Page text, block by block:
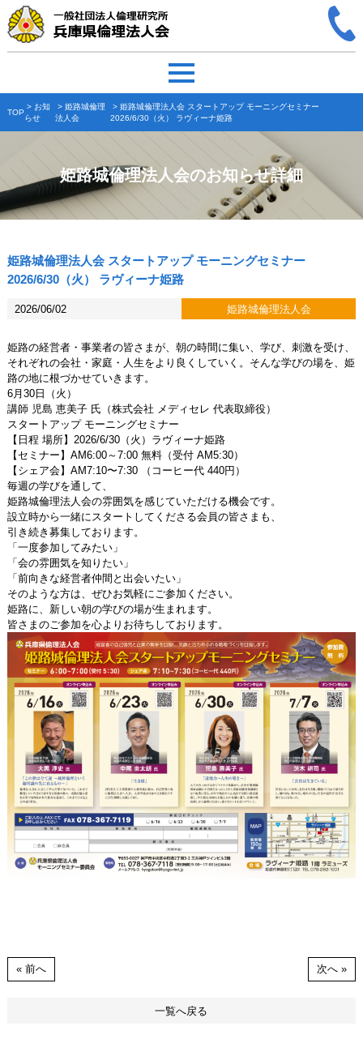
TOP
> お知
らせ
>姫路城倫理
法人会
> 姫路城倫理法人会 スタートアップ モーニングセミナー
2026/6/30（火） ラヴィーナ姫路
姫路城倫理法人会のお知らせ詳細
姫路城倫理法人会 スタートアップ モーニングセミナー
2026/6/30（火） ラヴィーナ姫路
2026/06/02 姫路城倫理法人会
姫路の経営者・事業者の皆さまが、朝の時間に集い、学び、刺激を受け、
それぞれの会社・家庭・人生をより良くしていく。そんな学びの場を、姫
路の地に根づかせていきます。
6月30日（火）
講師 児島 恵美子 氏（株式会社 メディセレ 代表取締役）
スタートアップ モーニングセミナー
【日程 場所】2026/6/30（火）ラヴィーナ姫路
【セミナー】AM6:00～7:00 無料（受付 AM5:30）
【シェア会】AM7:10〜7:30 （コーヒー代 440円）
毎週の学びを通して、
姫路城倫理法人会の雰囲気を感じていただける機会です。
設立時から一緒にスタートしてくださる会員の皆さまも、
引き続き募集しております。
「一度参加してみたい」
「会の雰囲気を知りたい」
「前向きな経営者仲間と出会いたい」
そのような方は、ぜひお気軽にご参加ください。
姫路に、新しい朝の学びの場が生まれます。
皆さまのご参加を心よりお待ちしております。
« 前へ 次へ »
一覧へ戻る